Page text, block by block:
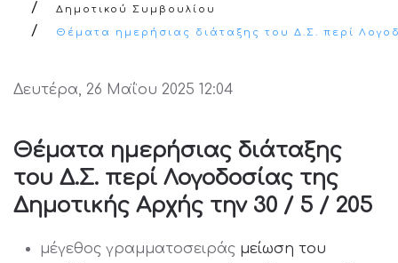
Δημοτικού Συμβουλίου
Θέματα ημερήσιας διάταξης του Δ.Σ. περί
Δευτέρα, 26 Μαΐου 2025 12:04
Θέματα ημερήσιας διάταξης
του Δ.Σ. περί Λογοδοσίας της
Δημοτικής Αρχής την 30 / 5 / 205
μέγεθος γραμματοσειράς μείωση του